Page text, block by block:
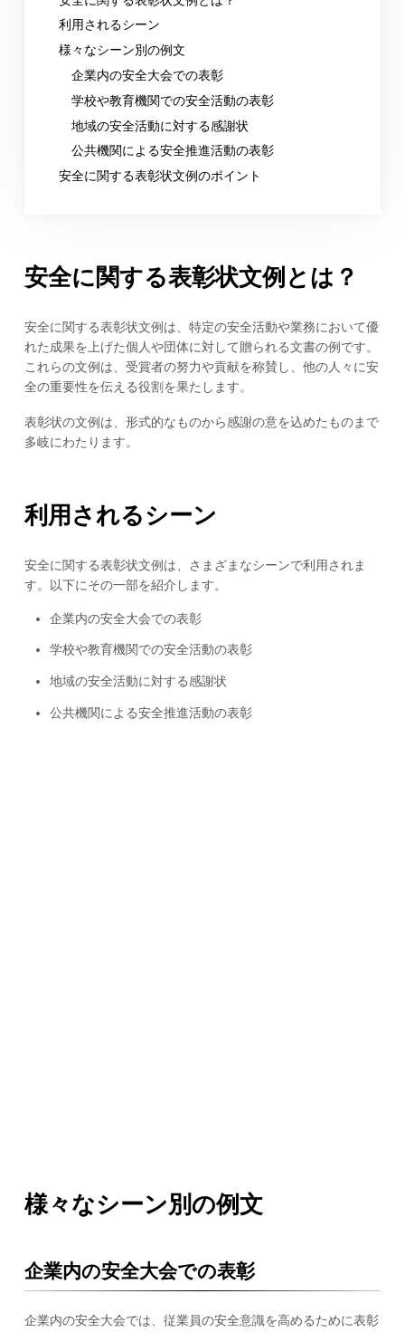
利用されるシーン
様々なシーン別の例文
企業内の安全大会での表彰
学校や教育機関での安全活動の表彰
地域の安全活動に対する感謝状
公共機関による安全推進活動の表彰
安全に関する表彰状文例のポイント
安全に関する表彰状文例とは？
安全に関する表彰状文例は、特定の安全活動や業務において優
れた成果を上げた個人や団体に対して贈られる文書の例です。
これらの文例は、受賞者の努力や貢献を称賛し、他の人々に安
全の重要性を伝える役割を果たします。
表彰状の文例は、形式的なものから感謝の意を込めたものまで
多岐にわたります。
利用されるシーン
安全に関する表彰状文例は、さまざまなシーンで利用されま
す。以下にその一部を紹介します。
企業内の安全大会での表彰
学校や教育機関での安全活動の表彰
地域の安全活動に対する感謝状
公共機関による安全推進活動の表彰
様々なシーン別の例文
企業内の安全大会での表彰
企業内の安全大会では、従業員の安全意識を高めるために表彰